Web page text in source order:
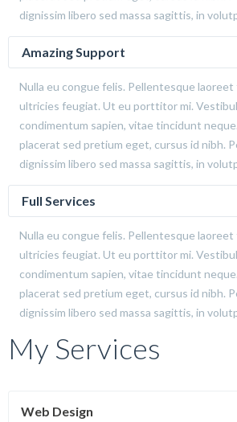
dignissim libero sed massa sagittis, in
Amazing Support
Nulla eu congue felis. Pellentesque laoreet
ultricies feugiat. Ut eu porttitor mi.
condimentum sapien, vitae tincidunt
placerat sed pretium eget, cursus id nibh.
dignissim libero sed massa sagittis, in
Full Services
Nulla eu congue felis. Pellentesque laoreet
ultricies feugiat. Ut eu porttitor mi.
condimentum sapien, vitae tincidunt
placerat sed pretium eget, cursus id nibh.
dignissim libero sed massa sagittis, in
My Services
Web Design